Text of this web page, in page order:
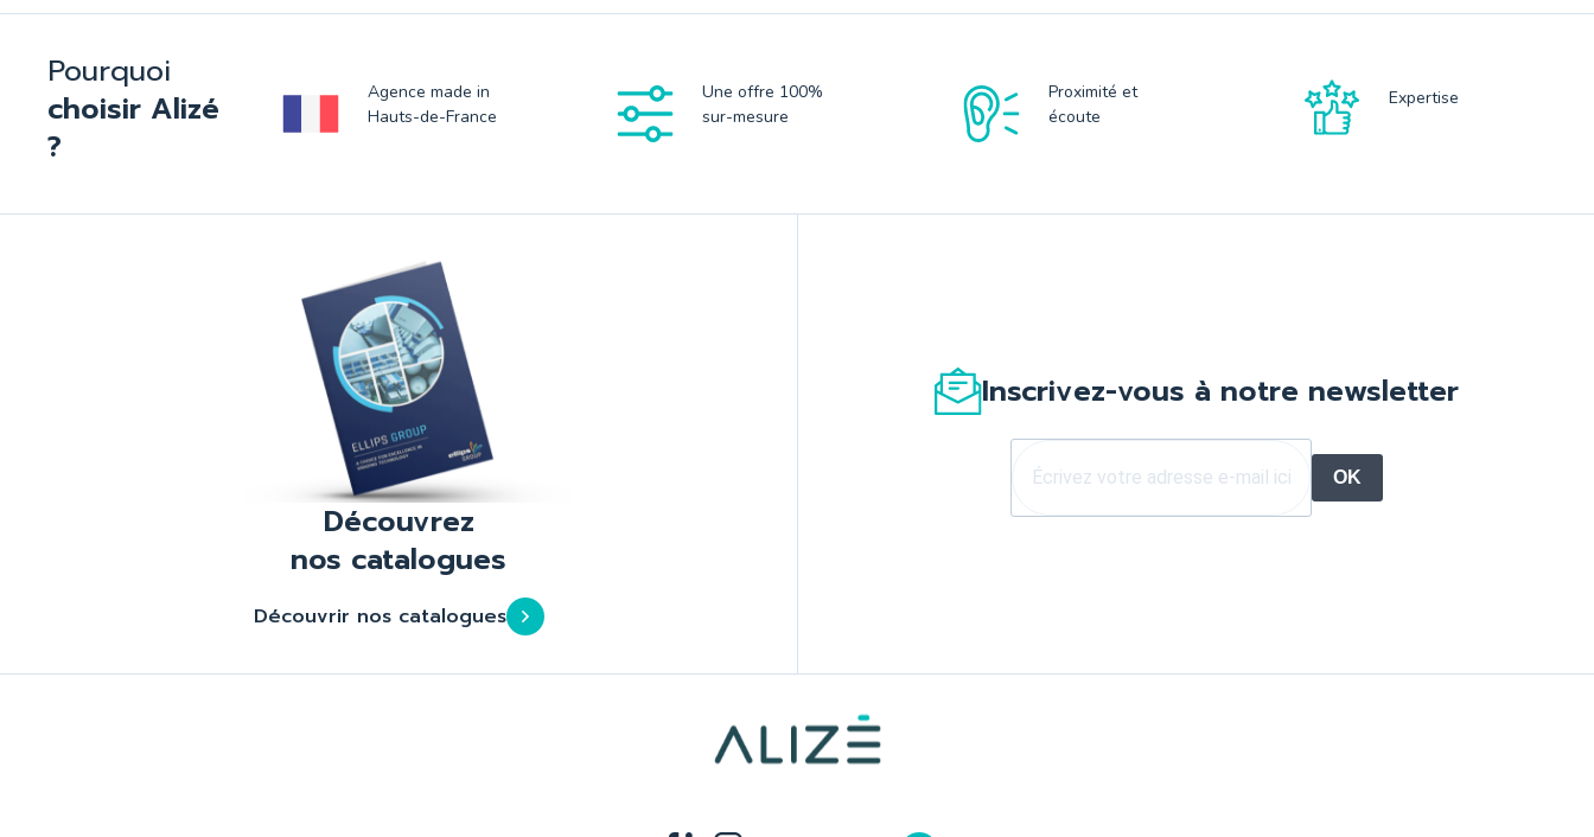
Pourquoi
choisir Alizé
?
Agence made in
Hauts-de-France
Une offre 100%
sur-mesure
Proximité et
écoute
Expertise
Découvrez
nos catalogues
Découvrir nos catalogues
Inscrivez-vous à notre newsletter
OK